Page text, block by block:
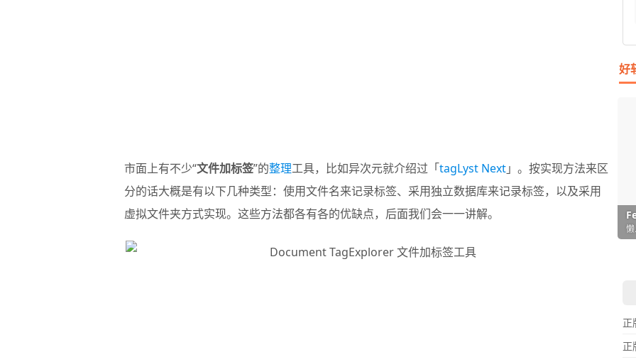
市面上有不少“文件加标签”的整理工具，比如异次元就介绍过「tagLyst Next」。按实现方法来区
分的话大概是有以下几种类型：使用文件名来记录标签、采用独立数据库来记录标签，以及采用
虚拟文件夹方式实现。这些方法都各有各的优缺点，后面我们会一一讲解。
好
正
正